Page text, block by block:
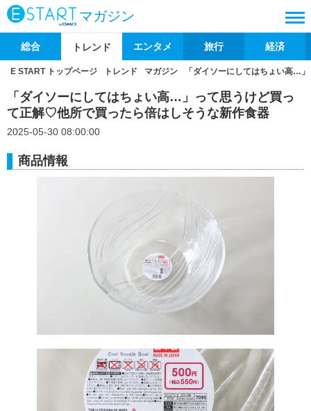
マガジン
総合 トレンド エンタメ 旅行 経済
E START トップページ トレンド マガジン 「ダイソーにしてはちょい高…
「ダイソーにしてはちょい高…」って思うけど買っ
て正解♡他所で買ったら倍はしそうな新作食器
2025-05-30 08:00:00
商品情報